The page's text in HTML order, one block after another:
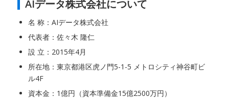
AIデータ株式会社について
名 称：AIデータ株式会社
代表者：佐々木 隆仁
設 立：2015年4月
所在地：東京都港区虎ノ門5-1-5 メトロシティ神谷町ビ
ル4F
資本金：1億円（資本準備金15億2500万円）